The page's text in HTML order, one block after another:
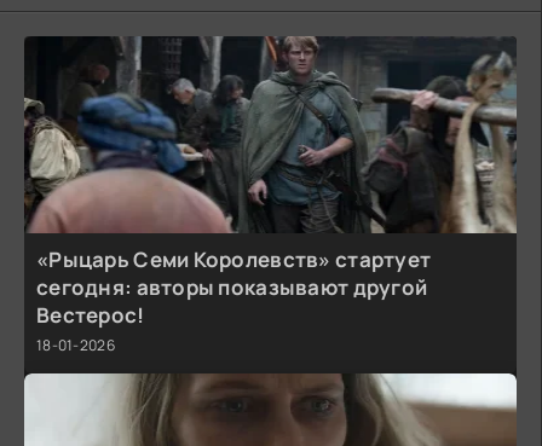
«Рыцарь Семи Королевств» стартует
сегодня: авторы показывают другой
Вестерос!
18-01-2026